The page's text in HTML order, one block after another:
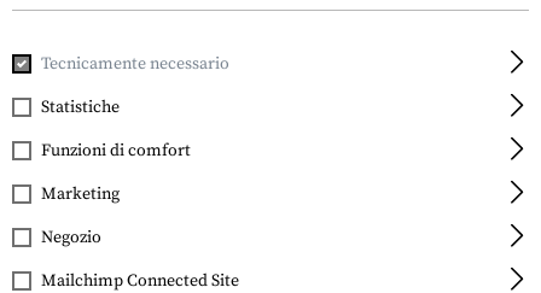
IMI Defense
Single Row Double
Magazine Pouch
Tecnicamente necessario
Statistiche
Funzioni di comfort
Marketing
Negozio
Mailchimp Connected Site